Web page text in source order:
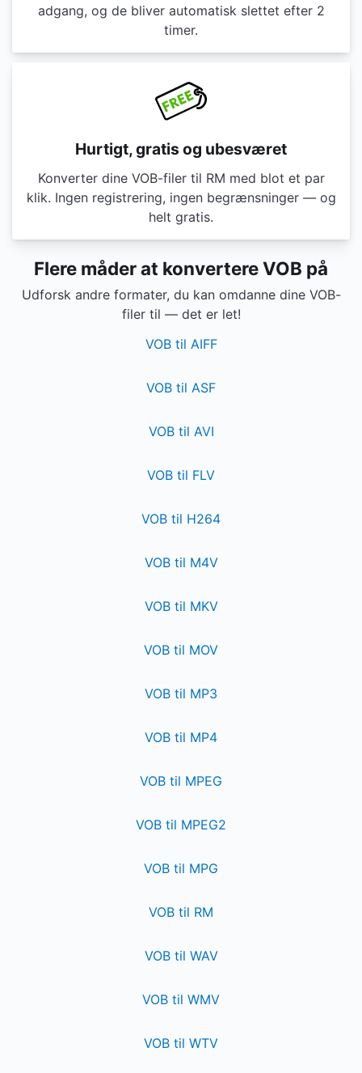
adgang, og de bliver automatisk slettet efter 2
timer.
Hurtigt, gratis og ubesværet
Konverter dine VOB-filer til RM med blot et par
klik. Ingen registrering, ingen begrænsninger — og
helt gratis.
Flere måder at konvertere VOB på
Udforsk andre formater, du kan omdanne dine VOB-
filer til — det er let!
VOB til AIFF
VOB til ASF
VOB til AVI
VOB til FLV
VOB til H264
VOB til M4V
VOB til MKV
VOB til MOV
VOB til MP3
VOB til MP4
VOB til MPEG
VOB til MPEG2
VOB til MPG
VOB til RM
VOB til WAV
VOB til WMV
VOB til WTV